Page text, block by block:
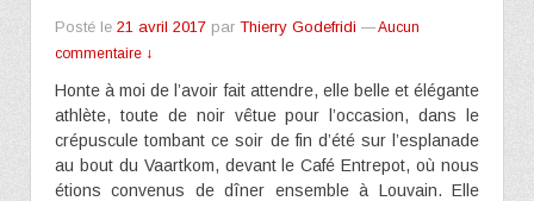
Posté le 21 avril 2017 par Thierry Godefridi —Aucun
commentaire ↓
Honte à moi de l’avoir fait attendre, elle belle et élégante
athlète, toute de noir vêtue pour l’occasion, dans le
crépuscule tombant ce soir de fin d’été sur l’esplanade
au bout du Vaartkom, devant le Café Entrepot, où nous
étions convenus de dîner ensemble à Louvain. Elle